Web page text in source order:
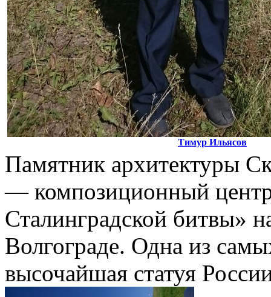
Тимур Ильясов
Памятник архитектуры
— композиционный
Сталинградской битвы»
Волгограде. Одна из
высочайшая статуя